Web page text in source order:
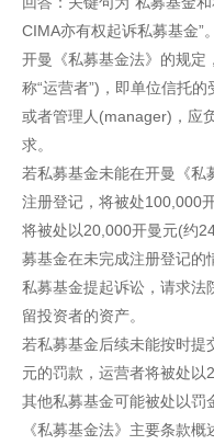
CIMA亦有权起诉私募基金”。
开曼《私募基金法》的规
称“运营者”)，即单位信托
或者管理人(manager)，应
求。
若私募基金未能在开曼《私
注册登记，将被处100,000
将被处以20,000开曼元(约
募基金在未完成注册登记的
私募基金提起诉讼，请求法
留投资者的资产。
若私募基金后续未能按时提
元的罚款，运营者将被处以
其他私募基金可能被处以
《私募基金法》主要条款概